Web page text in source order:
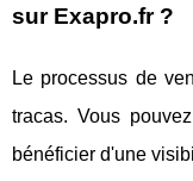
sur Exapro.fr ?
Le processus de
tracas. Vous
bénéficier d'une